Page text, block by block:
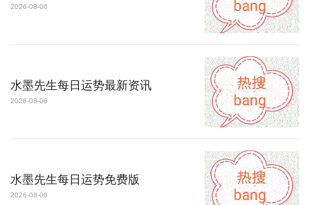
2026-08-06
水墨先生每日运势最新资讯
2026-08-06
水墨先生每日运势免费版
2026-08-06